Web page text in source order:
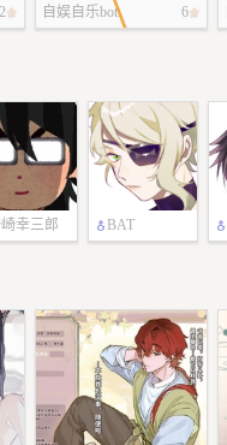
2
既然如此我来更一下
自娱自乐bot 6
幸三郎 BAT